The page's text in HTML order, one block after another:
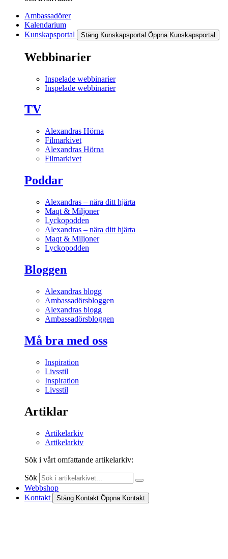
Ambassadörer
Kalendarium
Kunskapsportal
Stäng Kunskapsportal Öppna Kunskapsportal
Webbinarier
Inspelade webbinarier
Inspelade webbinarier
TV
Alexandras Hörna
Filmarkivet
Alexandras Hörna
Filmarkivet
Poddar
Alexandras – nära ditt hjärta
Maqt & Miljoner
Lyckopodden
Alexandras – nära ditt hjärta
Maqt & Miljoner
Lyckopodden
Bloggen
Alexandras blogg
Ambassadörsbloggen
Alexandras blogg
Ambassadörsbloggen
Må bra med oss
Inspiration
Livsstil
Inspiration
Livsstil
Artiklar
Artikelarkiv
Artikelarkiv
Sök i vårt omfattande artikelarkiv:
Sök
Webbshop
Kontakt
Stäng Kontakt Öppna Kontakt